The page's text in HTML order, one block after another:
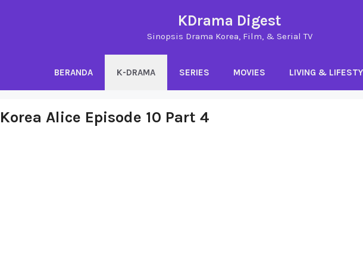
KDrama Digest
Sinopsis Drama Korea, Film, & Serial TV
BERANDA K-DRAMA SERIES MOVIES LIVING &
Alice Episode 10 Part 4